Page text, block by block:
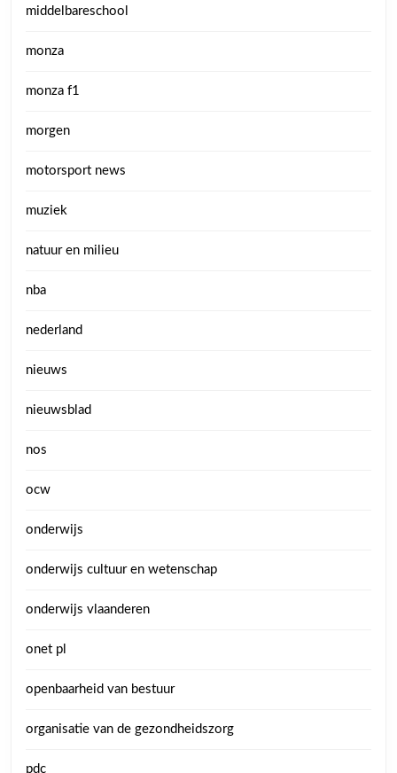
middelbareschool
monza
monza f1
morgen
motorsport news
muziek
natuur en milieu
nba
nederland
nieuws
nieuwsblad
nos
ocw
onderwijs
onderwijs cultuur en wetenschap
onderwijs vlaanderen
onet pl
openbaarheid van bestuur
organisatie van de gezondheidszorg
pdc